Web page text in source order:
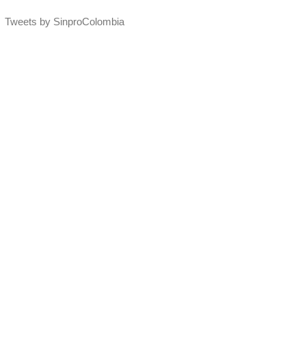
Tweets by SinproColombia